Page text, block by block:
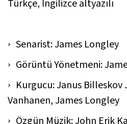
Türkçe, İngilizce altyazılı
Senarist: James Longley
Görüntü Yönetmeni:
Kurgucu: Janus
Vanhanen, James Longley
Özgün Müzik: John Erik